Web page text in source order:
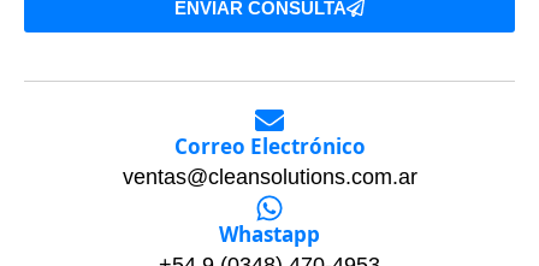
ENVIAR CONSULTA
Correo Electrónico
ventas@cleansolutions.com.ar
Whastapp